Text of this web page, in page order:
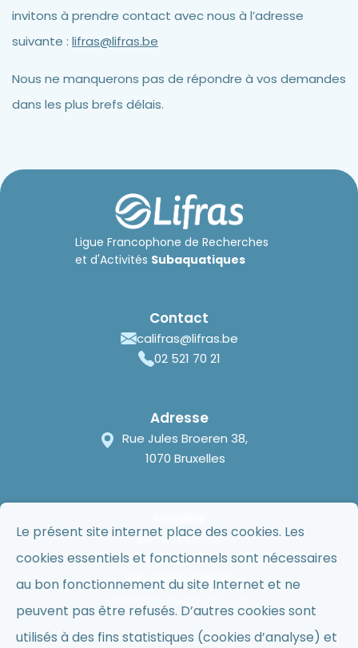
Le présent site internet place des cookies. Les
cookies essentiels et fonctionnels sont nécessaires
au bon fonctionnement du site Internet et ne
peuvent pas être refusés. D’autres cookies sont
utilisés à des fins statistiques (cookies d’analyse) et
invitons à prendre contact avec nous à l’adresse
suivante : lifras@lifras.be
Nous ne manquerons pas de répondre à vos demandes
dans les plus brefs délais.
Ligue Francophone de Recherches
et d'Activités Subaquatiques
Contact
califras@lifras.be
02 521 70 21
Adresse
Rue Jules Broeren 38,
1070 Bruxelles
Lu :9h30 à 12h
Me :9h30 à 12h et 13h30 à 15h30
Ve :13h30 à 15h30
Fermé le mardi et jeudi